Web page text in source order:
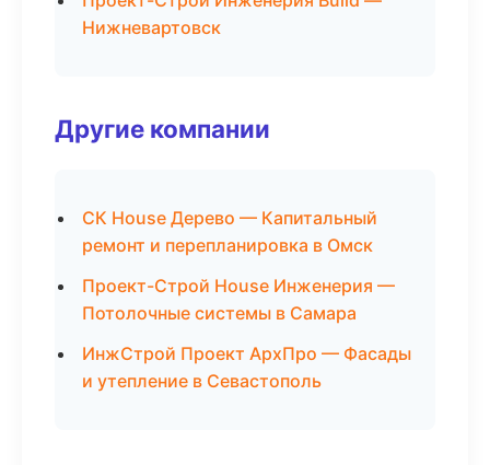
Нижневартовск
Другие компании
СК House Дерево — Капитальный
ремонт и перепланировка в Омск
Проект-Строй House Инженерия —
Потолочные системы в Самара
ИнжСтрой Проект АрхПро — Фасады
и утепление в Севастополь